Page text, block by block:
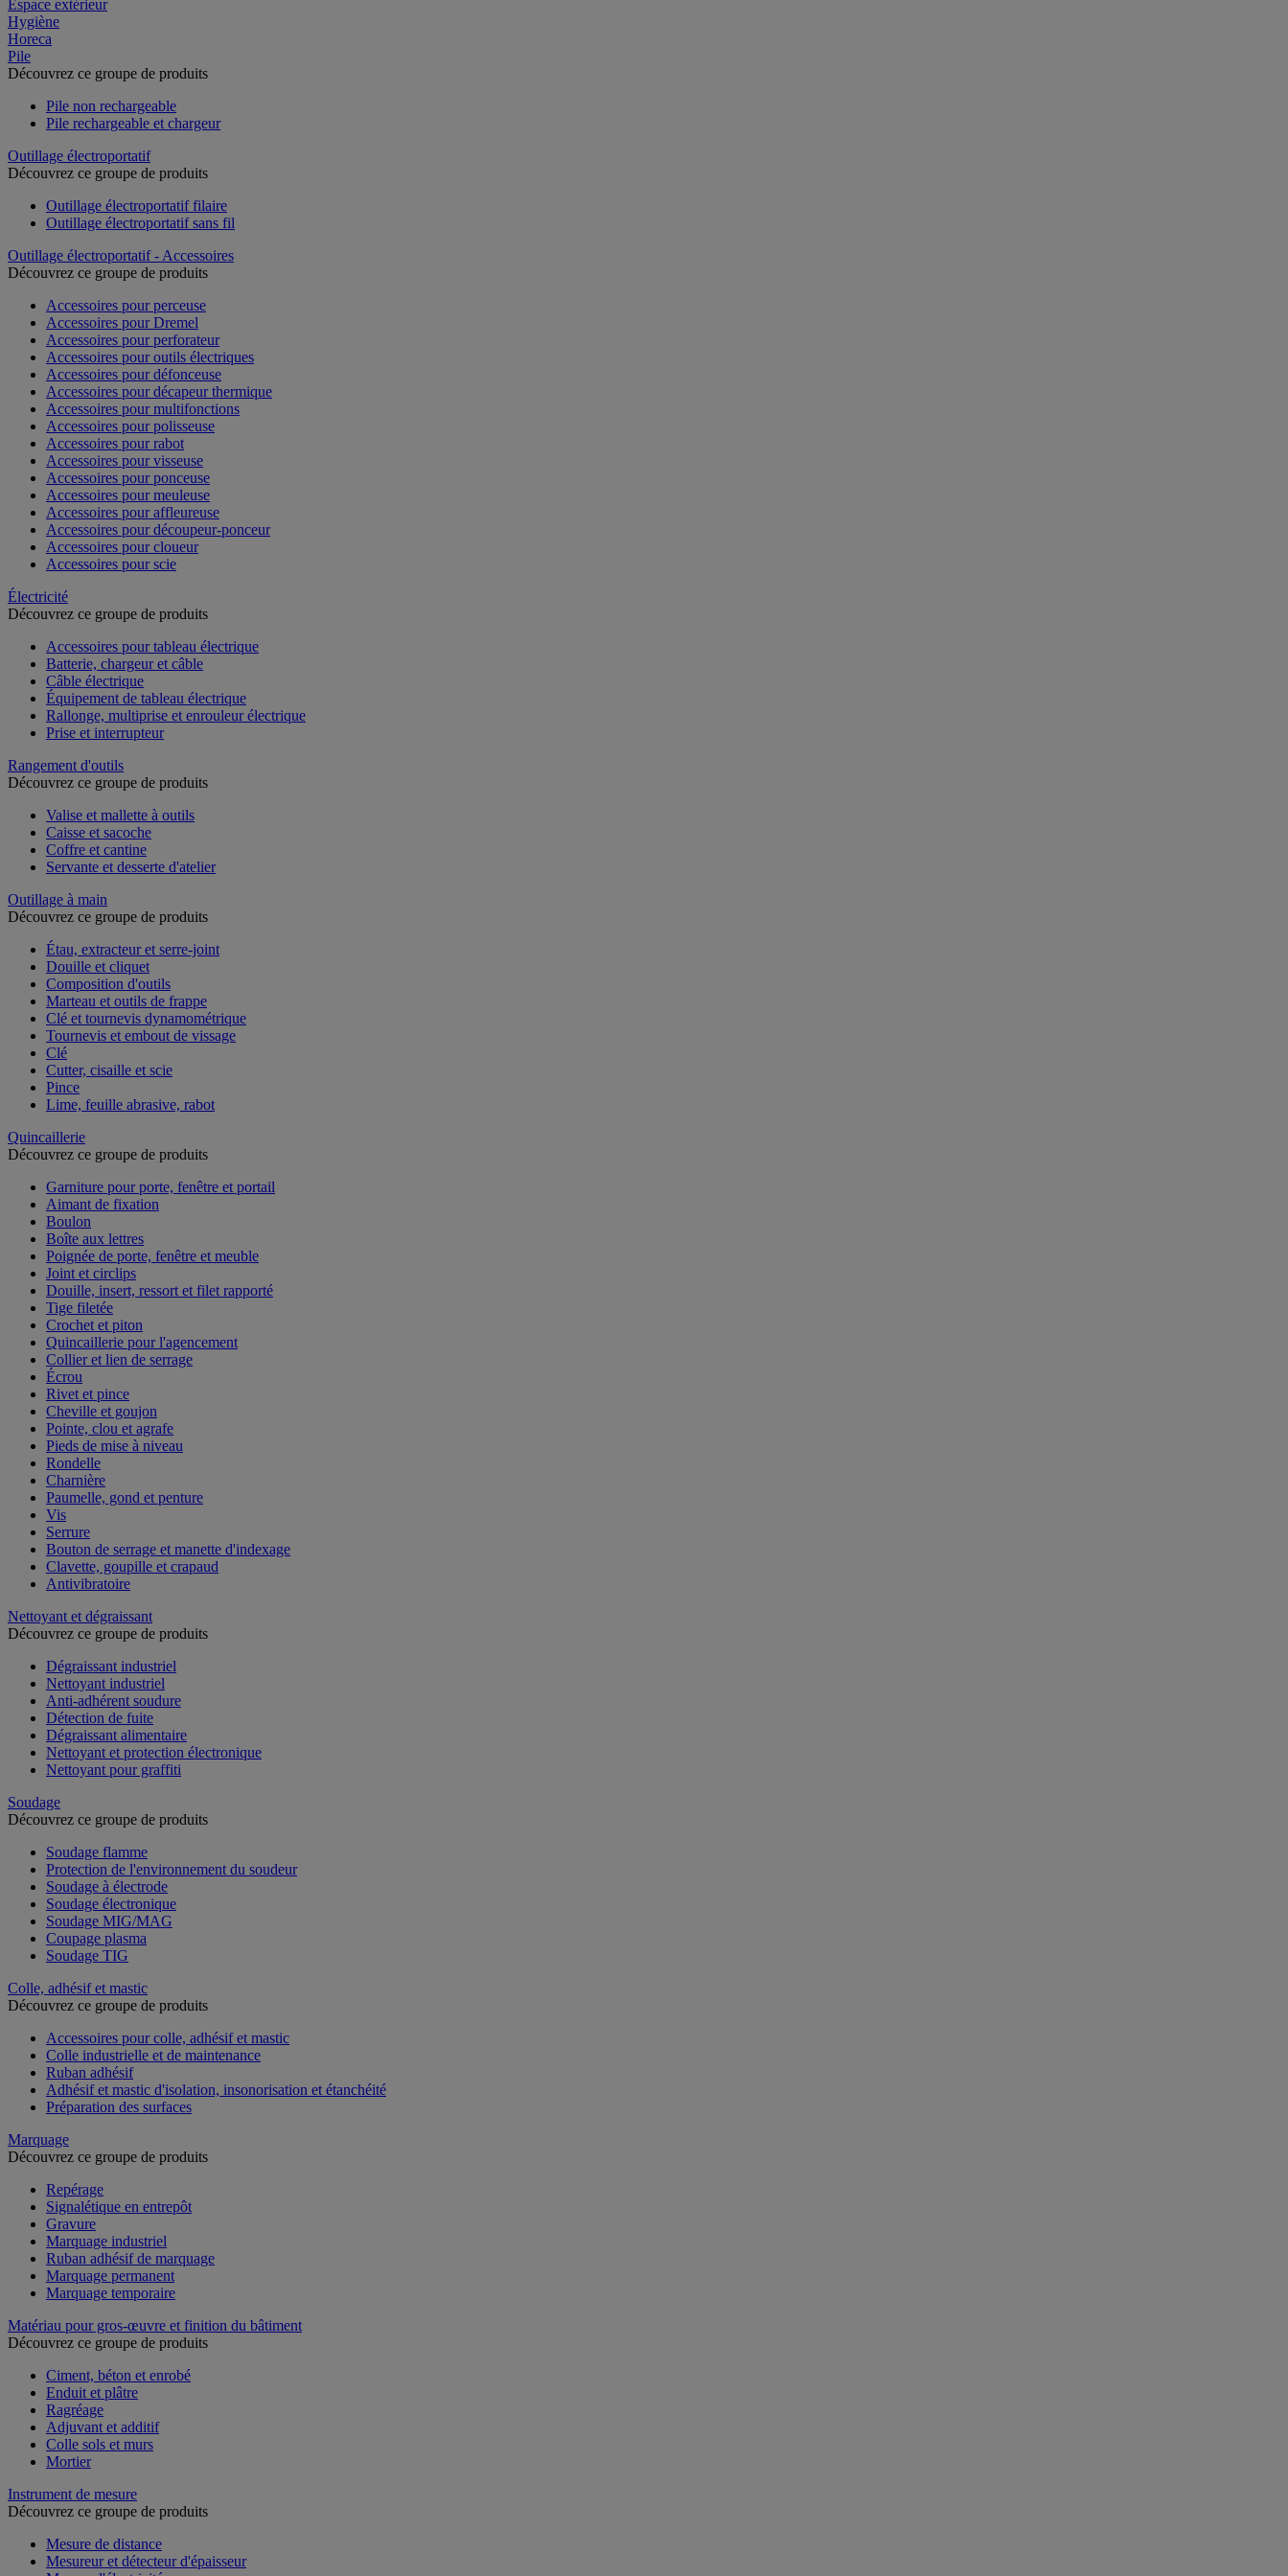
Espace extérieur
Hygiène
Horeca
Pile
Découvrez ce groupe de produits
Pile non rechargeable
Pile rechargeable et chargeur
Outillage électroportatif
Découvrez ce groupe de produits
Outillage électroportatif filaire
Outillage électroportatif sans fil
Outillage électroportatif - Accessoires
Découvrez ce groupe de produits
Accessoires pour perceuse
Accessoires pour Dremel
Accessoires pour perforateur
Accessoires pour outils électriques
Accessoires pour défonceuse
Accessoires pour décapeur thermique
Accessoires pour multifonctions
Accessoires pour polisseuse
Accessoires pour rabot
Accessoires pour visseuse
Accessoires pour ponceuse
Accessoires pour meuleuse
Accessoires pour affleureuse
Accessoires pour découpeur-ponceur
Accessoires pour cloueur
Accessoires pour scie
Électricité
Découvrez ce groupe de produits
Accessoires pour tableau électrique
Batterie, chargeur et câble
Câble électrique
Équipement de tableau électrique
Rallonge, multiprise et enrouleur électrique
Prise et interrupteur
Rangement d'outils
Découvrez ce groupe de produits
Valise et mallette à outils
Caisse et sacoche
Coffre et cantine
Servante et desserte d'atelier
Outillage à main
Découvrez ce groupe de produits
Étau, extracteur et serre-joint
Douille et cliquet
Composition d'outils
Marteau et outils de frappe
Clé et tournevis dynamométrique
Tournevis et embout de vissage
Clé
Cutter, cisaille et scie
Pince
Lime, feuille abrasive, rabot
Quincaillerie
Découvrez ce groupe de produits
Garniture pour porte, fenêtre et portail
Aimant de fixation
Boulon
Boîte aux lettres
Poignée de porte, fenêtre et meuble
Joint et circlips
Douille, insert, ressort et filet rapporté
Tige filetée
Crochet et piton
Quincaillerie pour l'agencement
Collier et lien de serrage
Écrou
Rivet et pince
Cheville et goujon
Pointe, clou et agrafe
Pieds de mise à niveau
Rondelle
Charnière
Paumelle, gond et penture
Vis
Serrure
Bouton de serrage et manette d'indexage
Clavette, goupille et crapaud
Antivibratoire
Nettoyant et dégraissant
Découvrez ce groupe de produits
Dégraissant industriel
Nettoyant industriel
Anti-adhérent soudure
Détection de fuite
Dégraissant alimentaire
Nettoyant et protection électronique
Nettoyant pour graffiti
Soudage
Découvrez ce groupe de produits
Soudage flamme
Protection de l'environnement du soudeur
Soudage à électrode
Soudage électronique
Soudage MIG/MAG
Coupage plasma
Soudage TIG
Colle, adhésif et mastic
Découvrez ce groupe de produits
Accessoires pour colle, adhésif et mastic
Colle industrielle et de maintenance
Ruban adhésif
Adhésif et mastic d'isolation, insonorisation et étanchéité
Préparation des surfaces
Marquage
Découvrez ce groupe de produits
Repérage
Signalétique en entrepôt
Gravure
Marquage industriel
Ruban adhésif de marquage
Marquage permanent
Marquage temporaire
Matériau pour gros-œuvre et finition du bâtiment
Découvrez ce groupe de produits
Ciment, béton et enrobé
Enduit et plâtre
Ragréage
Adjuvant et additif
Colle sols et murs
Mortier
Instrument de mesure
Découvrez ce groupe de produits
Mesure de distance
Mesureur et détecteur d'épaisseur